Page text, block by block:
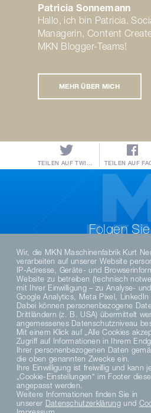
Patricia Sonnemann
Hallo, ich bin Patricia.
Managerin, Content
MKN Blogger-Teams!
MEHR ÜBER MICH
TEILEN AUF TWITTER
Folgen
DE EN
Wir, die MKN Maschinenfabrik Kurt
verarbeiten auf unserer Website
IP-Adresse, Geräte- und
Website zu betreiben (technisch
mit Ihrer Einwilligung – zu Analyse-
Google Analytics, Meta Pixel, LinkedIn
Dabei können personenbezogene
Drittländern (z. B. USA) übermittelt
angemessenes Datenschutzniveau
Mit einem Klick auf „Alle Cookies
Zugriff auf Informationen in Ihrem
Ihrer personenbezogenen Daten
die oben genannten Zwecke ein.
Ihre Einwilligung ist freiwillig und kann
„Cookie-Einstellungen“ im Footer
angepasst werden.
Weitere Informationen finden Sie in
unserer Datenschutzerklärungund